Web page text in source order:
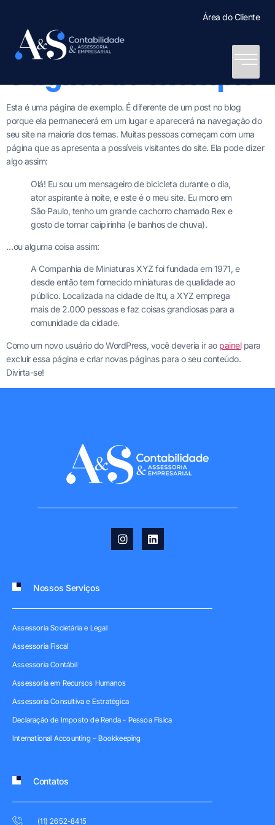
Área do Cliente
Página de exemplo
Esta é uma página de exemplo. É diferente de um post no blog
porque ela permanecerá em um lugar e aparecerá na navegação do
seu site na maioria dos temas. Muitas pessoas começam com uma
página que as apresenta a possíveis visitantes do site. Ela pode dizer
algo assim:
Olá! Eu sou um mensageiro de bicicleta durante o dia,
ator aspirante à noite, e este é o meu site. Eu moro em
São Paulo, tenho um grande cachorro chamado Rex e
gosto de tomar caipirinha (e banhos de chuva).
…ou alguma coisa assim:
A Companhia de Miniaturas XYZ foi fundada em 1971, e
desde então tem fornecido miniaturas de qualidade ao
público. Localizada na cidade de Itu, a XYZ emprega
mais de 2.000 pessoas e faz coisas grandiosas para a
comunidade da cidade.
Como um novo usuário do WordPress, você deveria ir ao painelpara
excluir essa página e criar novas páginas para o seu conteúdo.
Divirta-se!
Nossos Serviços
Assessoria Societária e Legal
Assessoria Fiscal
Assessoria Contábil
Assessoria em Recursos Humanos
Assessoria Consultiva e Estratégica
Declaração de Imposto de Renda - Pessoa Física
International Accounting – Bookkeeping
Contatos
(11) 2652-8415